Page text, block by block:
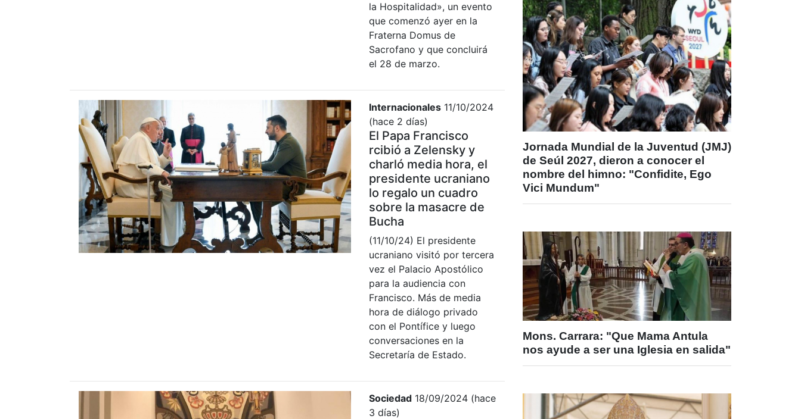
la Hospitalidad», un evento
que comenzó ayer en la
Fraterna Domus de
Sacrofano y que concluirá
el 28 de marzo.
Internacionales 11/10/2024
(hace 2 días)
El Papa Francisco
rcibió a Zelensky y
charló media hora, el
presidente ucraniano
lo regalo un cuadro
sobre la masacre de
Bucha
(11/10/24) El presidente
ucraniano visitó por tercera
vez el Palacio Apostólico
para la audiencia con
Francisco. Más de media
hora de diálogo privado
con el Pontífice y luego
conversaciones en la
Secretaría de Estado.
Sociedad 18/09/2024 (hace
3 días)
Jornada Mundial de la Juventud (JMJ)
de Seúl 2027, dieron a conocer el
nombre del himno: "Confidite, Ego
Vici Mundum"
Mons. Carrara: "Que Mama Antula
nos ayude a ser una Iglesia en salida"